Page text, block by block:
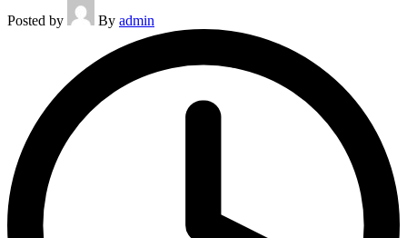
Posted by By admin